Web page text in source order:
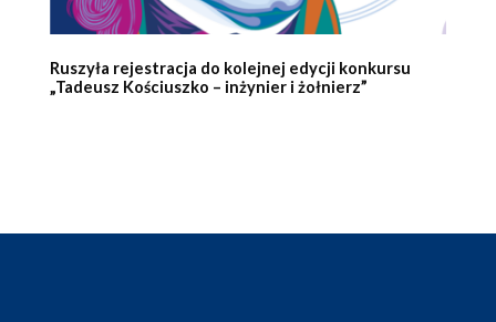
Ruszyła rejestracja do kolejnej edycji konkursu
„Tadeusz Kościuszko – inżynier i żołnierz”